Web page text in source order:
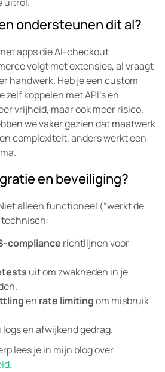
ondersteunen dit al?
apps die AI-checkout
volgt met extensies, al vraagt
handwerk. Heb je een custom
zelf koppelen met API’s en
vrijheid, maar ook meer risico.
we vaker gezien dat maatwerk
complexiteit, anders werkt een
en beveiliging?
alleen functioneel (“werkt de
technisch:
compliance richtlijnen voor
uit om zwakheden in je
en rate limitingom misbruik
en afwijkend gedrag.
lees je in mijn blog over
.